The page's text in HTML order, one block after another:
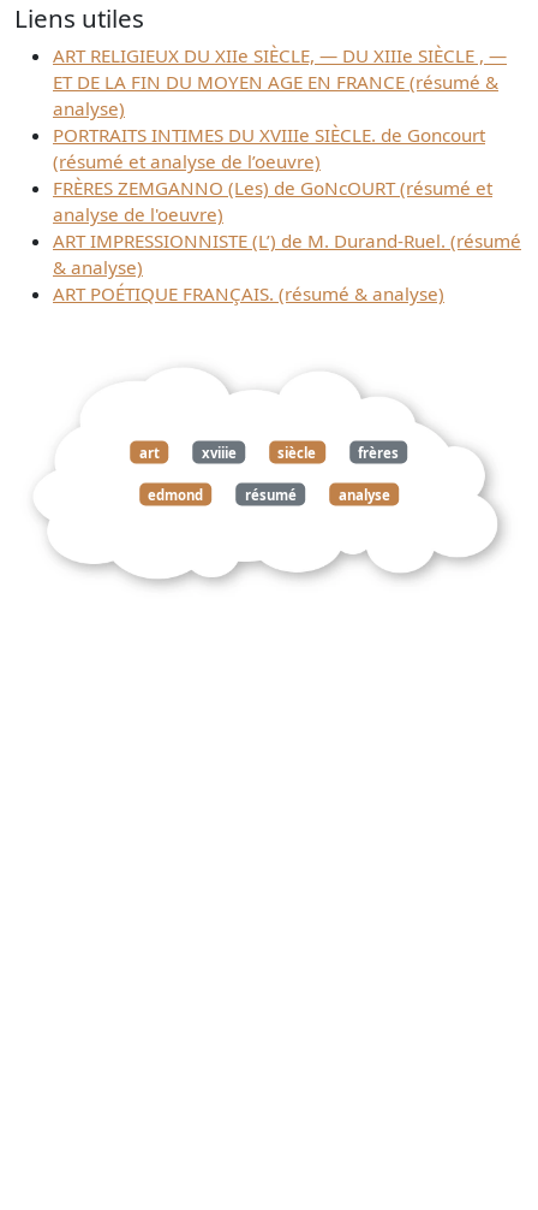
Liens utiles
ART RELIGIEUX DU XIIe SIÈCLE, — DU XIIIe SIÈCLE , —
ET DE LA FIN DU MOYEN AGE EN FRANCE (résumé &
analyse)
PORTRAITS INTIMES DU XVIIIe SIÈCLE. de Goncourt
(résumé et analyse de l’oeuvre)
FRÈRES ZEMGANNO (Les) de GoNcOURT (résumé et
analyse de l'oeuvre)
ART IMPRESSIONNISTE (L’) de M. Durand-Ruel. (résumé
& analyse)
ART POÉTIQUE FRANÇAIS. (résumé & analyse)
art xviiie siècle frères
edmond résumé analyse